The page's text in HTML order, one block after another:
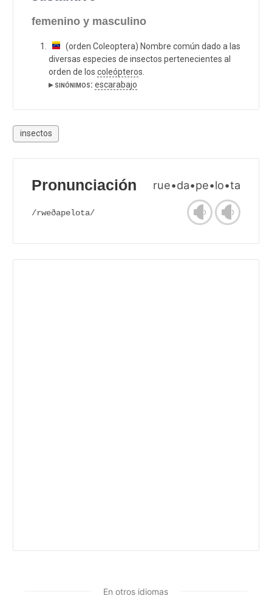
femenino y masculino
(orden Coleoptera) Nombre común dado a las
diversas especies de insectos pertenecientes al
orden de los coleópteros.
▸ sinónimos: escarabajo
insectos
Pronunciación rue•da•pe•lo•ta
/rweðapelota/
En otros idiomas